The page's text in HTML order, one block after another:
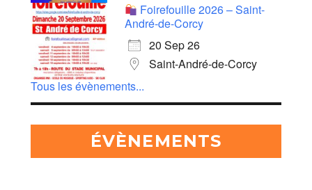
Foirefouille 2026 – Saint-
André-de-Corcy
20 Sep 26
Saint-André-de-Corcy
Tous les évènements...
ÉVÈNEMENTS